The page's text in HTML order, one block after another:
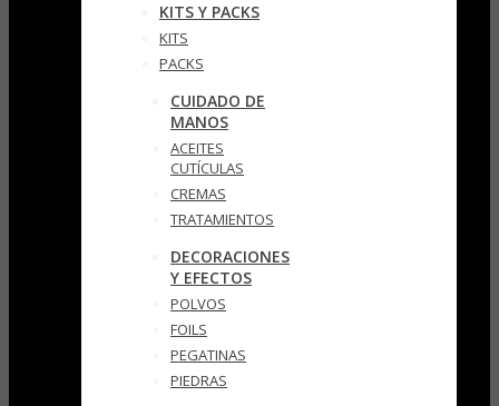
KITS Y PACKS
KITS
PACKS
CUIDADO DE
MANOS
ACEITES
CUTÍCULAS
CREMAS
TRATAMIENTOS
DECORACIONES
Y EFECTOS
POLVOS
FOILS
PEGATINAS
PIEDRAS